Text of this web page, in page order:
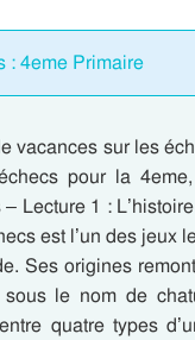
: 4eme Primaire
vacances sur les
pour la
– Lecture 1 :
est l’un des jeux
Ses origines
le nom de
quatre types